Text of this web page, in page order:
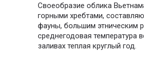
Своеобразие облика
горными хребтами,
фауны, большим этническим
среднегодовая температура
заливах теплая круглый год.